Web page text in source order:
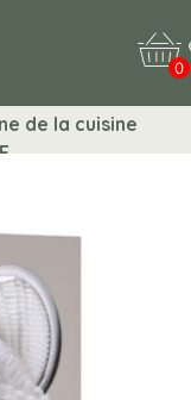
0
de la cuisine